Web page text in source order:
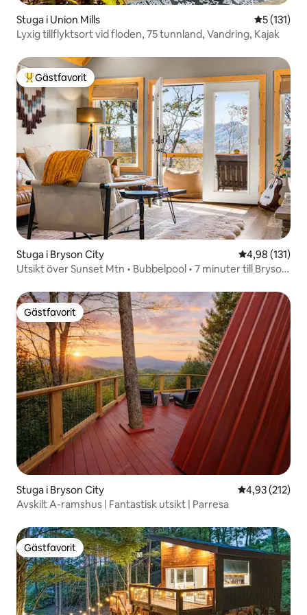
Stuga i Union Mills 5 av 5 i
5 (131)
Lyxig tillflyktsort vid floden, 75 tunnland, Vandring, Kajak
Populär gästfavorit
Gästfavorit
Stuga i Bryson City 4,98 av 5 i
4,98 (131)
Utsikt över Sunset Mtn • Bubbelpool • 7 minuter till Bryson
Gästfavorit
Gästfavorit
Stuga i Bryson City 4,93 av 5 i
4,93 (212)
Avskilt A-ramshus | Fantastisk utsikt | Parresa
Gästfavorit
Gästfavorit